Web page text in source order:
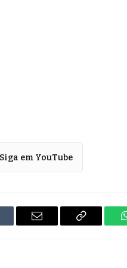
Siga em YouTube
E-
Copiar